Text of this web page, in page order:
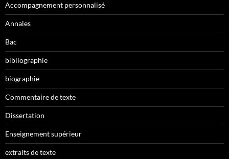
Accompagnement personnalisé
Annales
Bac
bibliographie
biographie
Commentaire de texte
Dissertation
Enseignement supérieur
extraits de texte